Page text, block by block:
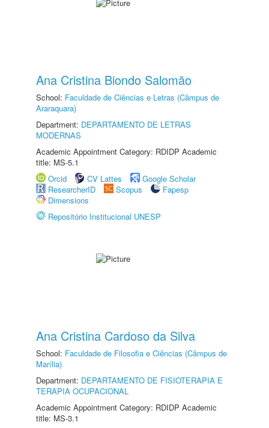
Ana Cristina Biondo Salomão
School: Faculdade de Ciências e Letras (Câmpus de
Araraquara)
Department: DEPARTAMENTO DE LETRAS
MODERNAS
Academic Appointment Category: RDIDP Academic
title: MS-5.1
Orcid
CV Lattes
Google Scholar
ResearcherID
Scopus
Fapesp
Dimensions
Repositório Institucional UNESP
Ana Cristina Cardoso da Silva
School: Faculdade de Filosofia e Ciências (Câmpus de
Marília)
Department: DEPARTAMENTO DE FISIOTERAPIA E
TERAPIA OCUPACIONAL
Academic Appointment Category: RDIDP Academic
title: MS-3.1